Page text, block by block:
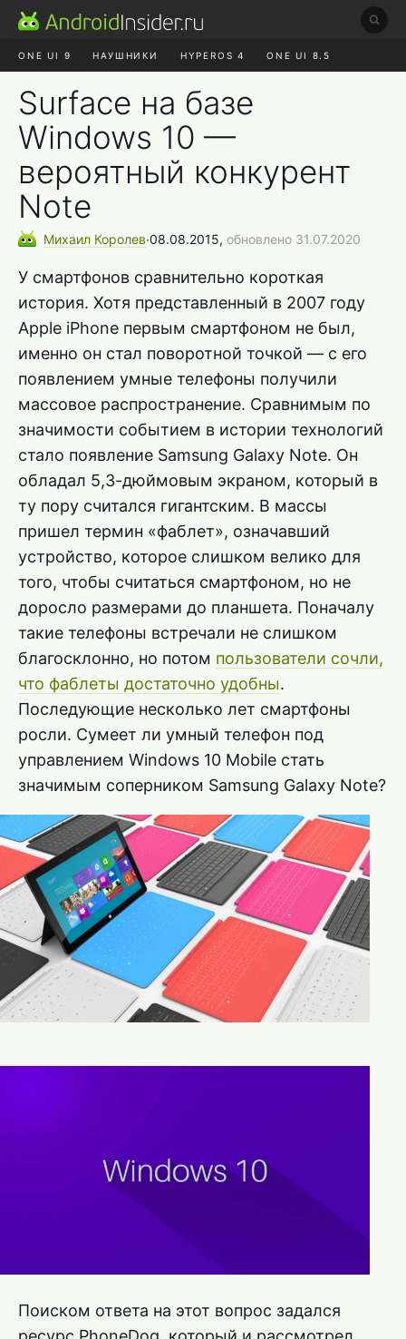
ONE UI 9 НАУШНИКИ HYPEROS 4 ONE UI 8.5
ROBLOX ЧАТ MAX RUSTORE
Surface на базе
Windows 10 —
вероятный конкурент
Note
Михаил Королев∙08.08.2015, обновлено 31.07.2020
У смартфонов сравнительно короткая
история. Хотя представленный в 2007 году
Apple iPhone первым смартфоном не был,
именно он стал поворотной точкой — с его
появлением умные телефоны получили
массовое распространение. Сравнимым по
значимости событием в истории технологий
стало появление Samsung Galaxy Note. Он
обладал 5,3-дюймовым экраном, который в
ту пору считался гигантским. В массы
пришел термин «фаблет», означавший
устройство, которое слишком велико для
того, чтобы считаться смартфоном, но не
доросло размерами до планшета. Поначалу
такие телефоны встречали не слишком
благосклонно, но потом пользователи сочли,
что фаблеты достаточно удобны.
Последующие несколько лет смартфоны
росли. Сумеет ли умный телефон под
управлением Windows 10 Mobile стать
значимым соперником Samsung Galaxy Note?
Поиском ответа на этот вопрос задался